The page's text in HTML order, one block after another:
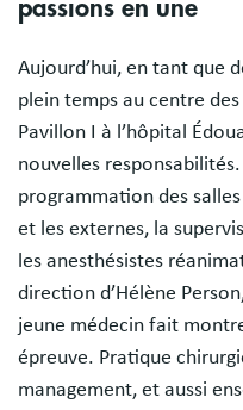
passions en une
Aujourd’hui, en tant que
plein temps au centre
Pavillon I à l’hôpital
nouvelles
programmation des
et les externes, la
les anesthésistes
direction d’Hélène
jeune médecin fait
épreuve. Pratique
management, et aussi